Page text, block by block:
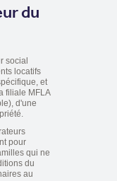
du
social
locatifs
et
filiale MFLA
d'une
pour
qui ne
du
au